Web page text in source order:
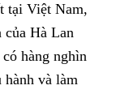
tại Việt Nam,
của Hà Lan
hàng nghìn
hành và làm